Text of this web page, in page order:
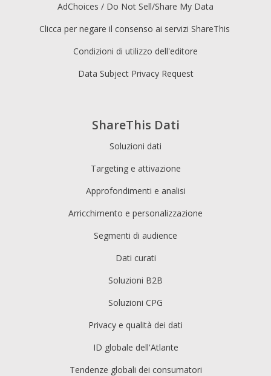
ShareThis Dati
Soluzioni dati
Targeting e attivazione
Approfondimenti e analisi
Arricchimento e personalizzazione
Segmenti di audience
Dati curati
Soluzioni B2B
Soluzioni CPG
Privacy e qualità dei dati
ID globale dell'Atlante
Tendenze globali dei consumatori
AdChoices / Do Not Sell/Share My Data
Clicca per negare il consenso ai servizi ShareThis
Condizioni di utilizzo dell'editore
Data Subject Privacy Request